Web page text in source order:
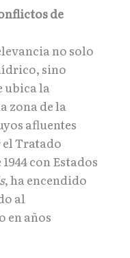
de
no solo
sino
ubica la
zona de la
afluentes
Tratado
con Estados
, ha encendido
al
en años